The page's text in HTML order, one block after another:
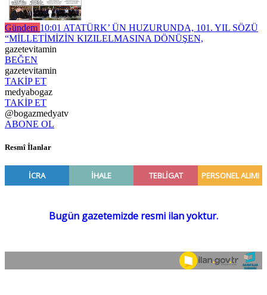
Gündem 10:01 ATATÜRK’ ÜN HUZURUNDA, 101. YIL SÖZÜ
“MİLLETİMİZİN KIZILELMASINA DÖNÜŞEN,
gazetevitamin
BEĞEN
gazetevitamin
TAKİP ET
medyabogaz
TAKİP ET
@bogazmedyatv
ABONE OL
Resmî İlanlar